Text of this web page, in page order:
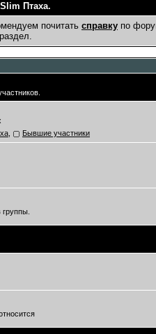
Птаха.
почитать справку по
Бывшие участники